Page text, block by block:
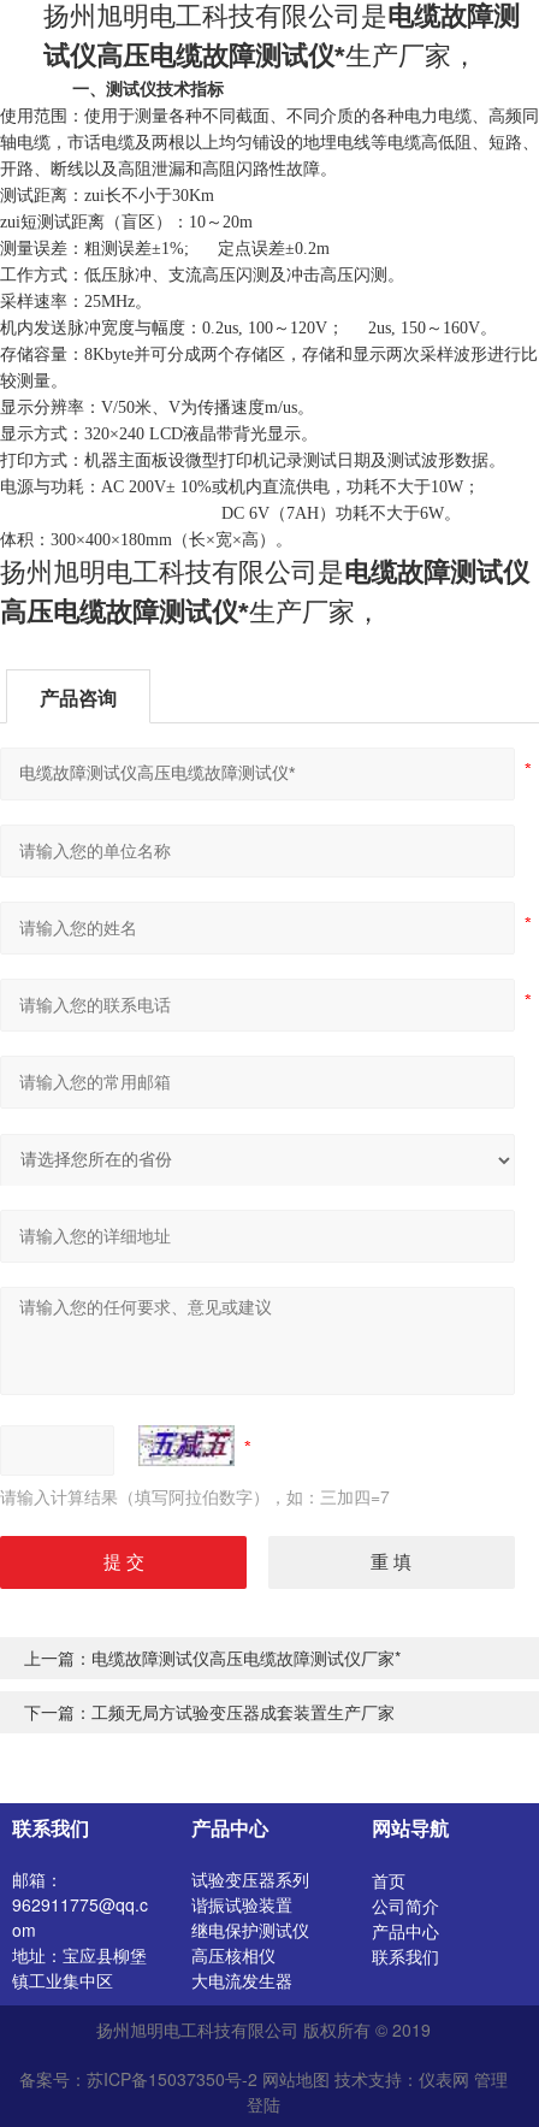
扬州旭明电工科技有限公司是电缆故障测
试仪高压电缆故障测试仪*生产厂家，
一、测试仪技术指标
使用范围：使用于测量各种不同截面、不同介质的各种电力电缆、高频同
轴电缆，市话电缆及两根以上均匀铺设的地埋电线等电缆高低阻、短路、
开路、断线以及高阻泄漏和高阻闪路性故障。
测试距离：zui长不小于30Km
zui短测试距离（盲区）：10 ～ 20m
测量误差：粗测误差±1%; 定点误差±0.2m
工作方式：低压脉冲、支流高压闪测及冲击高压闪测。
采样速率：25MHz。
机内发送脉冲宽度与幅度：0.2us, 100 ～ 120V； 2us, 150 ～ 160V。
存储容量：8Kbyte并可分成两个存储区，存储和显示两次采样波形进行比
较测量。
显示分辨率：V/50米、V为传播速度m/us。
显示方式：320×240 LCD液晶带背光显示。
打印方式：机器主面板设微型打印机记录测试日期及测试波形数据。
电源与功耗：AC 200V± 10%或机内直流供电，功耗不大于10W；
DC 6V（7AH）功耗不大于6W。
体积：300×400×180mm（长×宽×高）。
扬州旭明电工科技有限公司是电缆故障测试仪
高压电缆故障测试仪*生产厂家，
产品咨询
请输入计算结果（填写阿拉伯数字），如：三加四=7
上一篇： 电缆故障测试仪高压电缆故障测试仪厂家*
下一篇： 工频无局方试验变压器成套装置生产厂家
联系我们
邮箱：
962911775@qq.c
om
地址：宝应县柳堡
镇工业集中区
产品中心
试验变压器系列
谐振试验装置
继电保护测试仪
高压核相仪
大电流发生器
开关特性测试仪
高压发生器
介质损耗测试仪
直流电阻测试仪
网站导航
首页
公司简介
产品中心
联系我们
扬州旭明电工科技有限公司 版权所有 © 2019
备案号：苏ICP备15037350号-2 网站地图 技术支持： 仪表网 管理
登陆